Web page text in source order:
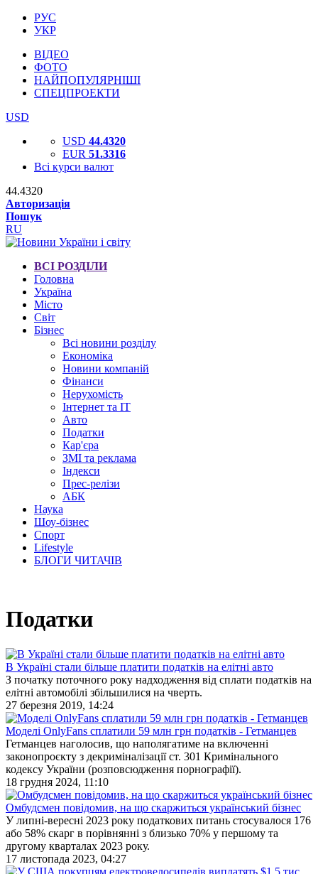
РУС
УКР
ВІДЕО
ФОТО
НАЙПОПУЛЯРНІШІ
СПЕЦПРОЕКТИ
USD
USD 44.4320
EUR 51.3316
Всі курси валют
44.4320
Авторизація
Пошук
RU
ВСІ РОЗДІЛИ
Головна
Україна
Місто
Світ
Бізнес
Всі новини розділу
Економіка
Новини компаній
Фінанси
Нерухомість
Інтернет та IT
Авто
Податки
Кар'єра
ЗМІ та реклама
Індекси
Прес-релізи
АБК
Наука
Шоу-бізнес
Спорт
Lifestyle
БЛОГИ ЧИТАЧІВ
Податки
В Україні стали більше платити податків на елітні авто
З початку поточного року надходження від сплати податків на
елітні автомобілі збільшилися на чверть.
27 березня 2019, 14:24
Моделі OnlyFans сплатили 59 млн грн податків - Гетманцев
Гетманцев наголосив, що наполягатиме на включенні
законопроєкту з декриміналізації ст. 301 Кримінального
кодексу України (розповсюдження порнографії).
18 грудня 2024, 11:10
Омбудсмен повідомив, на що скаржиться український бізнес
У липні-вересні 2023 року податкових питань стосувалося 176
або 58% скарг в порівнянні з близько 70% у першому та
другому кварталах 2023 року.
17 листопада 2023, 04:27